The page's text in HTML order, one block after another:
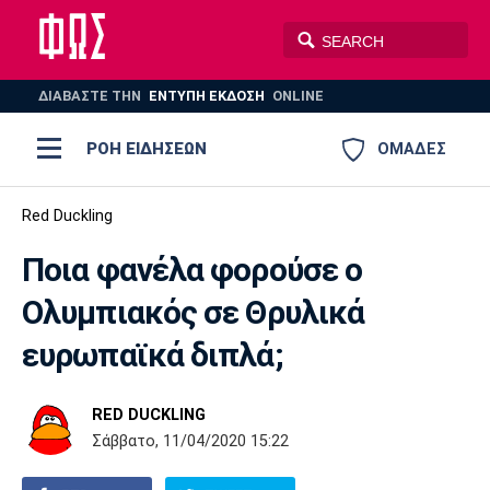
ΔΙΑΒΑΣΤΕ THN ΕΝΤΥΠΗ ΕΚΔΟΣΗ ONLINE
ΟΜΑΔΕΣ
ΡΟΗ ΕΙΔΗΣΕΩΝ
ΠΟΔΟΣΦΑΙΡΟ
ΒΟΛΕΪ ΣΠΟΡ
AUTO-MOTO PLUS
Ποδόσφαιρο
Super League 1
Super League 2
Γ Εθνική
Ελλάδα
Μπάσκετ
Ελλάδα
Εθνική
EuroLeague
Ολυμπιακοί Αγώνες
Βόλεϊ
Πόλο
Ολυμπιακός ΑΕΚ ΠΑΟΚ
Παναθηναϊκός Ατρόμητος
Red Duckling
Ποια φανέλα φορούσε ο
Ολυμπιακός σε Θρυλικά
ευρωπαϊκά διπλά;
RED DUCKLING
Σάββατο, 11/04/2020 15:22